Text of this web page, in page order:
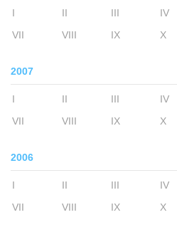
I II III IV
VII
VIII IX X
2007
I II III IV
VII
VIII IX X
2006
I II III IV
VII
VIII IX X